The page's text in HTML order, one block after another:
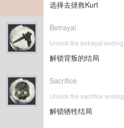
选择去拯救Kurt
Betrayal
Unlock the betrayal ending
解锁背叛的结局
Sacrifice
Unlock the sacrifice ending
解锁牺牲结局